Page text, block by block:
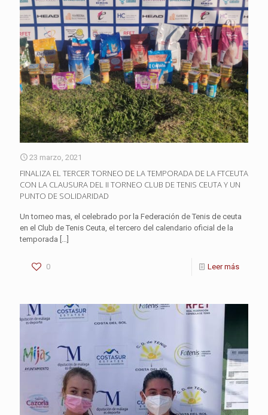
23 marzo, 2021
FINALIZA EL TERCER TORNEO DE LA TEMPORADA DE LA FTCEUTA
CON LA CLAUSURA DEL II TORNEO CLUB DE TENIS CEUTA Y UN
PUNTO DE SOLIDARIDAD
Un torneo mas, el celebrado por la Federación de Tenis de ceuta
en el Club de Tenis Ceuta, el tercero del calendario oficial de la
temporada
0 Leer más